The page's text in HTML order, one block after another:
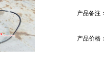
产品备注：
产品价格：